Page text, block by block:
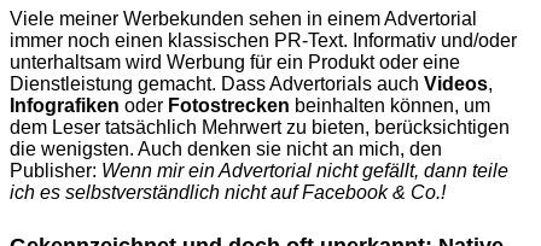
Viele meiner Werbekunden sehen in einem Advertorial
immer noch einen klassischen PR-Text. Informativ und/oder
unterhaltsam wird Werbung für ein Produkt oder eine
Dienstleistung gemacht. Dass Advertorials auch Videos,
Infografiken oder Fotostrecken beinhalten können, um
dem Leser tatsächlich Mehrwert zu bieten, berücksichtigen
die wenigsten. Auch denken sie nicht an mich, den
Publisher: Wenn mir ein Advertorial nicht gefällt, dann teile
ich es selbstverständlich nicht auf Facebook & Co.!